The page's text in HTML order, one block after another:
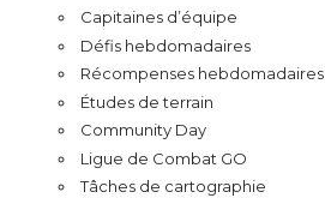
Capitaines d’équipe
Défis hebdomadaires
Récompenses hebdomadaires
Études de terrain
Community Day
Ligue de Combat GO
Tâches de cartographie